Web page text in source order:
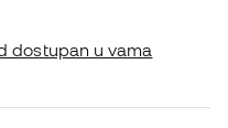
dostupan u vama